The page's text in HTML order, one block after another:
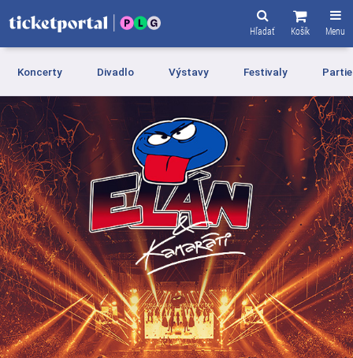
Menu
Košík
Hľadať
Koncerty Divadlo Výstavy Festivaly